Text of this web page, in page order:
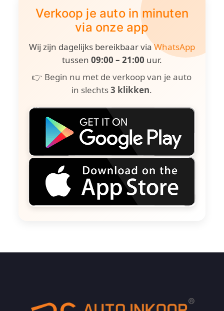
Verkoop je auto in minuten
via onze app
Wij zijn dagelijks bereikbaar viaWhatsApp
tussen 09:00 – 21:00 uur.
👉 Begin nu met de verkoop van je auto
in slechts3 klikken.